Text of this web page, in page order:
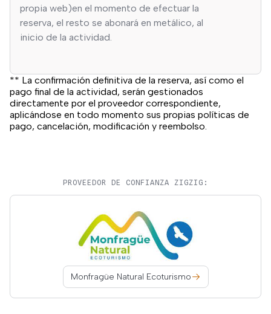
propia web)en el momento de efectuar la
reserva, el resto se abonará en metálico, al
inicio de la actividad.
** La confirmación definitiva de la reserva, así como el
pago final de la actividad, serán gestionados
directamente por el proveedor correspondiente,
aplicándose en todo momento sus propias políticas de
pago, cancelación, modificación y reembolso.
PROVEEDOR DE CONFIANZA ZIGZIG:
Monfragüe Natural Ecoturismo